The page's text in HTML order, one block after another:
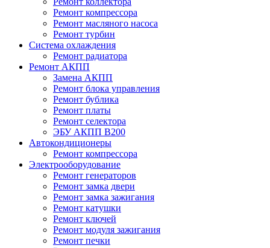
Ремонт компрессора
Ремонт масляного насоса
Ремонт турбин
Система охлаждения
Ремонт радиатора
Ремонт АКПП
Замена АКПП
Ремонт блока управления
Ремонт бублика
Ремонт платы
Ремонт селектора
ЭБУ АКПП B200
Автокондиционеры
Ремонт компрессора
Электрооборудование
Ремонт генераторов
Ремонт замка двери
Ремонт замка зажигания
Ремонт катушки
Ремонт ключей
Ремонт модуля зажигания
Ремонт печки